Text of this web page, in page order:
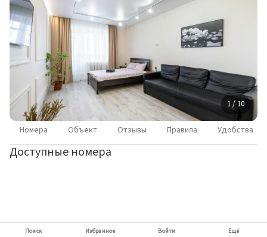
1 / 10
Номера Объект Отзывы Правила Удобства
Доступные номера
Поиск Избранное Войти Ещё